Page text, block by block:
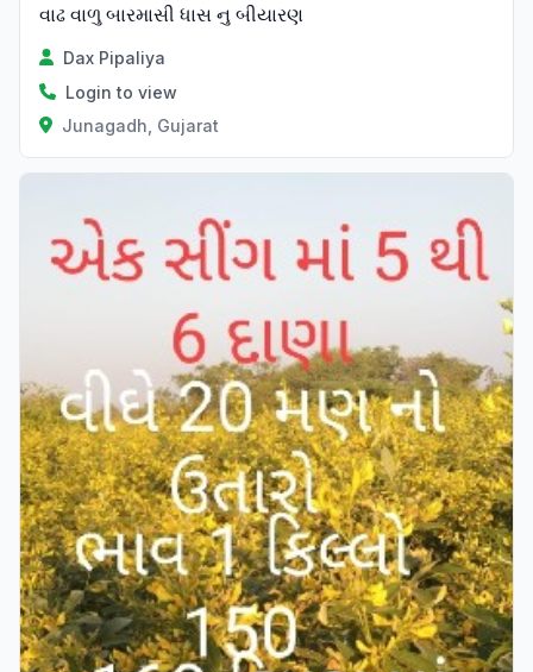
વાઢ વાળુ બારમાસી ધાસ નુ બીયારણ
Dax Pipaliya
Login to view
Junagadh, Gujarat